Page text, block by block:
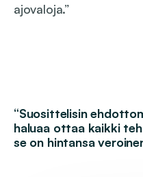
ajovaloja.”
“Suosittelisin
haluaa ottaa kaikki
se on hintansa